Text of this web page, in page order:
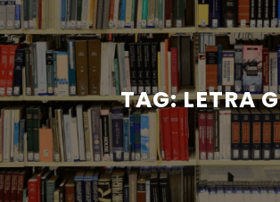
TAG:LETRA G